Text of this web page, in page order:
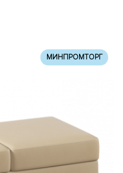
МИНПРОМТОРГ